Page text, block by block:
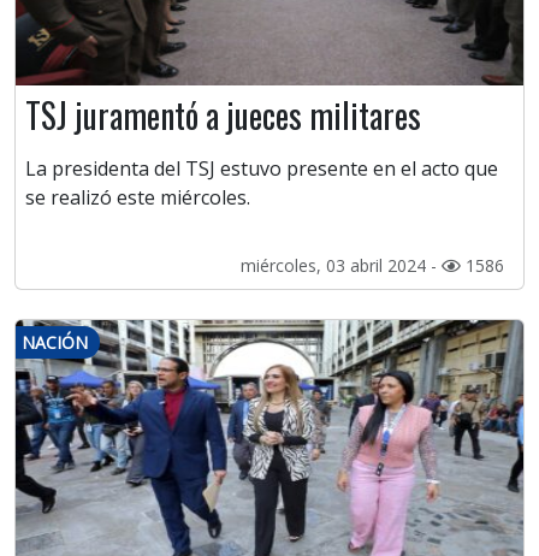
TSJ juramentó a jueces militares
La presidenta del TSJ estuvo presente en el acto que
se realizó este miércoles.
miércoles, 03 abril 2024 - 1586
NACIÓN